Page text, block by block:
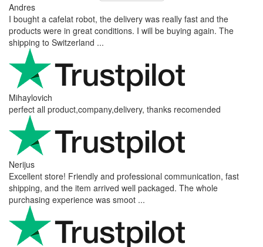
Andres
I bought a cafelat robot, the delivery was really fast and the
products were in great conditions. I will be buying again. The
shipping to Switzerland ...
Mihaylovich
perfect all product,company,delivery, thanks recomended
Nerijus
Excellent store! Friendly and professional communication, fast
shipping, and the item arrived well packaged. The whole
purchasing experience was smoot ...